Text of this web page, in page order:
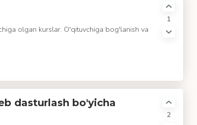
1
olgan kurslar. O'qituvchiga bog'lanish va
2
dasturlash bo'yicha